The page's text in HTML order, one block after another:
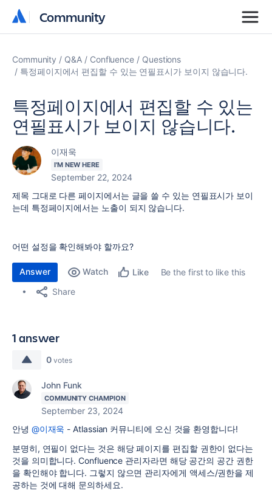
Community
Community
Community Q&A Confluence
Questions
특정페이지에서 편집할 수 있는 연필표시가 보이지 않습니다.
특정페이지에서 편집할 수 있는
연필표시가 보이지 않습니다.
이재욱
I'M NEW HERE
September 22, 2024
제목 그대로 다른 페이지에서는 글을 쓸 수 있는 연필표시가 보이
는데 특정페이지에서는 노출이 되지 않습니다.
어떤 설정을 확인해봐야 할까요?
Answer Watch Like
Be the first to like this
Share
1 answer
0 votes
John Funk
COMMUNITY CHAMPION
September 23, 2024
안녕 @이재욱 - Atlassian 커뮤니티에 오신 것을 환영합니다!
분명히, 연필이 없다는 것은 해당 페이지를 편집할 권한이 없다는
것을 의미합니다. Confluence 관리자라면 해당 공간의 공간 권한
을 확인해야 합니다. 그렇지 않으면 관리자에게 액세스/권한을 제
공하는 것에 대해 문의하세요.